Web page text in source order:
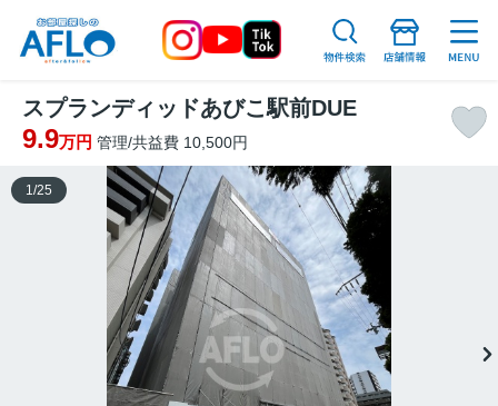
スプランディッドあびこ駅前DUE
9.9万円 管理/共益費 10,500円
1 /25